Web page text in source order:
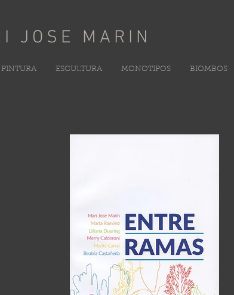
JOSE MARIN
PINTURA ESCULTURA MONOTIPOS BIOMBOS